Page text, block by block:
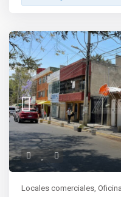
Locales comerciales,